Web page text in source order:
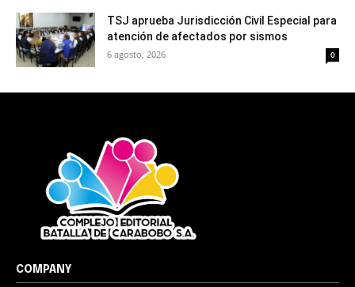
TSJ aprueba Jurisdicción Civil Especial para
atención de afectados por sismos
6 agosto, 2026 0
COMPANY